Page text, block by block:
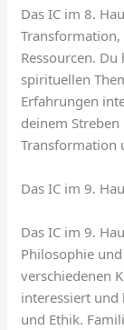
Das IC im 8.
Ressourcen.
spirituellen
Erfahrungen
deinem
Transformation
Das IC im 9.
Das IC im 9.
Philosophie
verschiedenen
interessiert und
und Ethik.